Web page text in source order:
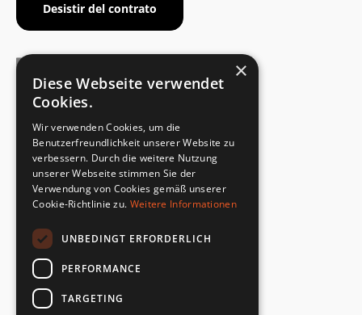
Desistir del contrato
Cumplimiento de la norma de seguridad
DEVOLUCIONES RÁPIDAS Y SENCILLAS
Servicio de devoluciones
DIRECTAMENTE DEL FABRICANTE
Control de calidad especial
×
Diese Webseite verwendet
Cookies.
Wir verwenden Cookies, um die
Benutzerfreundlichkeit unserer Website zu
verbessern. Durch die weitere Nutzung
unserer Webseite stimmen Sie der
Verwendung von Cookies gemäß unserer
Cookie-Richtlinie zu. Weitere Informationen
UNBEDINGT ERFORDERLICH
PERFORMANCE
TARGETING